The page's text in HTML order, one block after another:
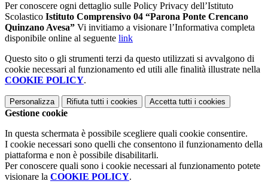
Per conoscere ogni dettaglio sulle Policy Privacy dell’Istituto
Scolastico Istituto Comprensivo 04 “Parona Ponte Crencano
Quinzano Avesa” Vi invitiamo a visionare l’Informativa completa
disponibile online al seguente link
Questo sito o gli strumenti terzi da questo utilizzati si avvalgono di
cookie necessari al funzionamento ed utili alle finalità illustrate nella
COOKIE POLICY.
Personalizza Rifiuta tutti i cookies Accetta tutti i cookies
Gestione cookie
In questa schermata è possibile scegliere quali cookie consentire.
I cookie necessari sono quelli che consentono il funzionamento della
piattaforma e non è possibile disabilitarli.
Per conoscere quali sono i cookie necessari al funzionamento potete
visionare la COOKIE POLICY.